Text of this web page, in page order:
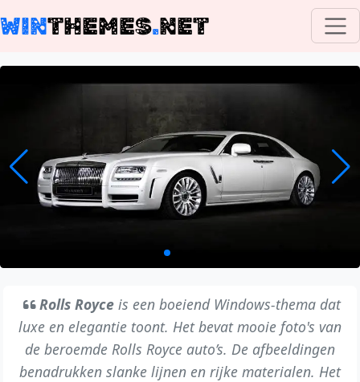
WINTHEMES.NET
Rolls Royceis een boeiend Windows-thema dat
luxe en elegantie toont. Het bevat mooie foto's van
de beroemde Rolls Royce auto’s. De afbeeldingen
benadrukken slanke lijnen en rijke materialen. Het